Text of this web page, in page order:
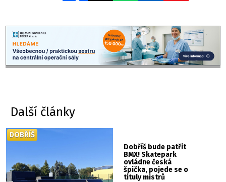
Další články
Dobříš bude patřit
BMX! Skatepark
ovládne česká
špička, pojede se o
tituly mistrů
DOBŘÍŠ